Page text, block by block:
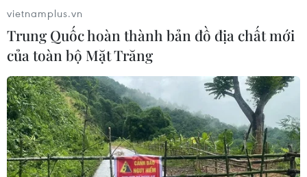
vietnamplus.vn
Trung Quốc hoàn thành bản đồ địa chất mới
của toàn bộ Mặt Trăng